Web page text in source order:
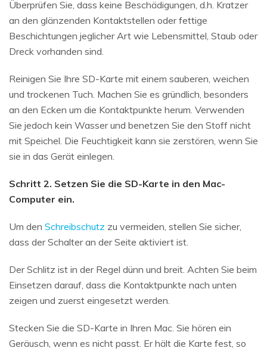
Überprüfen Sie, dass keine Beschädigungen, d.h. Kratzer
an den glänzenden Kontaktstellen oder fettige
Beschichtungen jeglicher Art wie Lebensmittel, Staub oder
Dreck vorhanden sind.
Reinigen Sie Ihre SD-Karte mit einem sauberen, weichen
und trockenen Tuch. Machen Sie es gründlich, besonders
an den Ecken um die Kontaktpunkte herum. Verwenden
Sie jedoch kein Wasser und benetzen Sie den Stoff nicht
mit Speichel. Die Feuchtigkeit kann sie zerstören, wenn Sie
sie in das Gerät einlegen.
Schritt 2. Setzen Sie die SD-Karte in den Mac-
Computer ein.
Um den Schreibschutz zu vermeiden, stellen Sie sicher,
dass der Schalter an der Seite aktiviert ist.
Der Schlitz ist in der Regel dünn und breit. Achten Sie beim
Einsetzen darauf, dass die Kontaktpunkte nach unten
zeigen und zuerst eingesetzt werden.
Stecken Sie die SD-Karte in Ihren Mac. Sie hören ein
Geräusch, wenn es nicht passt. Er hält die Karte fest, so